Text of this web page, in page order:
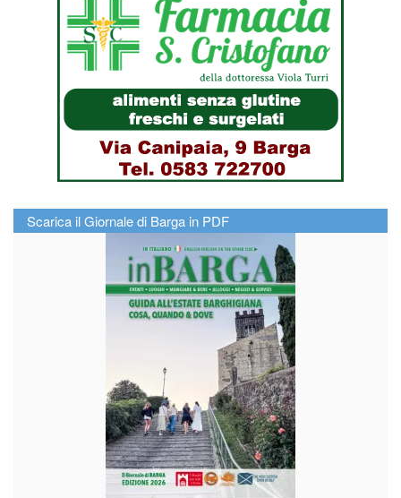
Scarica il Giornale di Barga in PDF